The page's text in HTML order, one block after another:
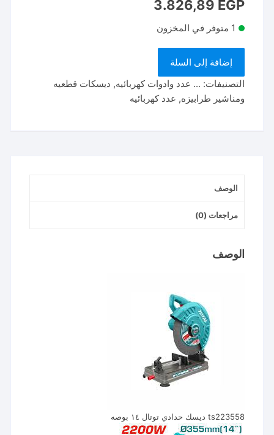
3.826,89 EGP
1 متوفر في المخزون
ts223558
ديسك
حدادي
إضافة إلى السلة
التصنيفات: ... عدد وادوات كهربائيه, ديسكات قطعيه
ومناشير طرابيزه, عدد كهربائيه
الوصف
مراجعات (0)
الوصف
ts223558 ديسك حدادي توتال ١٤ بوصه